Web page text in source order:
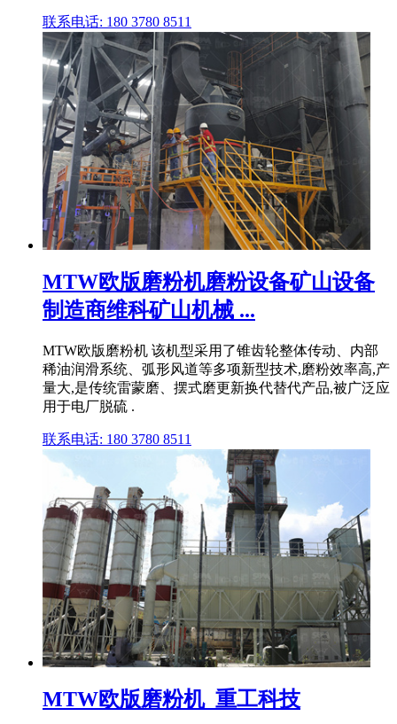
联系电话: 180 3780 8511
MTW欧版磨粉机磨粉设备矿山设备
制造商维科矿山机械 ...
MTW欧版磨粉机 该机型采用了锥齿轮整体传动、内部
稀油润滑系统、弧形风道等多项新型技术,磨粉效率高,产
量大,是传统雷蒙磨、摆式磨更新换代替代产品,被广泛应
用于电厂脱硫 .
联系电话: 180 3780 8511
MTW欧版磨粉机_重工科技